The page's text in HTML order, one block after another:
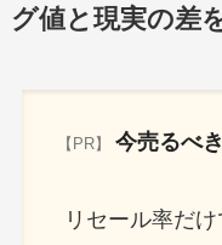
グ値と現実の差
【PR】
今売るべ
リセール率だ